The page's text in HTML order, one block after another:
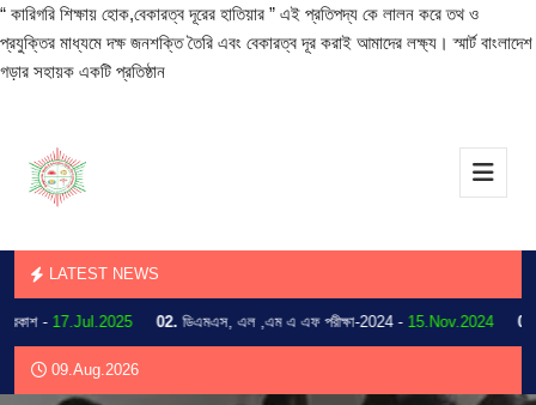
“ কারিগরি শিক্ষায় হোক,বেকারত্ব দূরের হাতিয়ার ” এই প্রতিপদ্য কে লালন করে তথ ও
প্রযুক্তির মাধ্যমে দক্ষ জনশক্তি তৈরি এবং বেকারত্ব দূর করাই আমাদের লক্ষ্য। স্মার্ট বাংলাদেশ
গড়ার সহায়ক একটি প্রতিষ্ঠান
LATEST NEWS
-17.Jul.2025 02. ডিএমএস, এল ,এম এ এফ পরীক্ষা-2024 -15.Nov.2024 03.
09.Aug.2026